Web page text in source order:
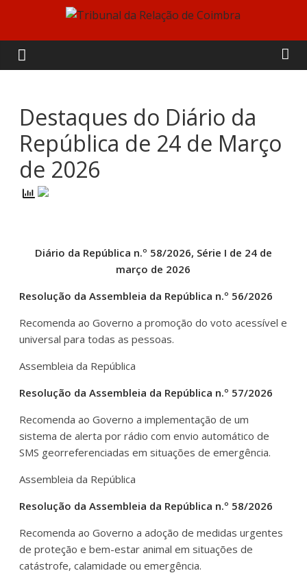
content
Tribunal
da
Relação
de
Coimbra
Destaques do Diário da
República de 24 de Março
de 2026
Diário da República n.º 58/2026, Série I de 24 de
março de 2026
Resolução da Assembleia da República n.º 56/2026
Recomenda ao Governo a promoção do voto acessível e
universal para todas as pessoas.
Assembleia da República
Resolução da Assembleia da República n.º 57/2026
Recomenda ao Governo a implementação de um
sistema de alerta por rádio com envio automático de
SMS georreferenciadas em situações de emergência.
Assembleia da República
Resolução da Assembleia da República n.º 58/2026
Recomenda ao Governo a adoção de medidas urgentes
de proteção e bem-estar animal em situações de
catástrofe, calamidade ou emergência.